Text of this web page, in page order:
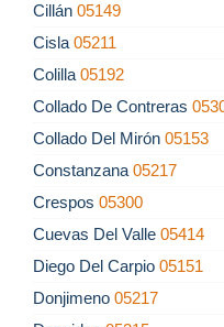
Cillán 05149
Cisla 05211
Colilla 05192
Collado De Contreras
Collado Del Mirón 05153
Constanzana 05217
Crespos 05300
Cuevas Del Valle 05414
Diego Del Carpio 05151
Donjimeno 05217